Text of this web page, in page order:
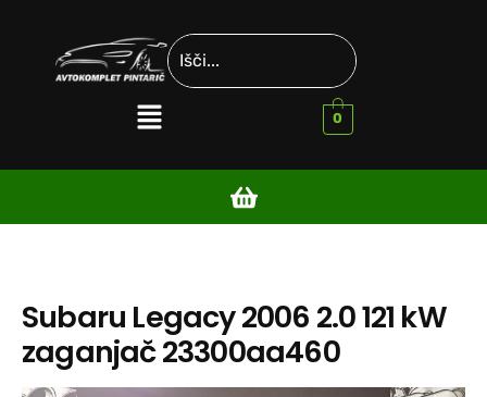
0
Subaru Legacy 2006 2.0 121 kW
zaganjač 23300aa460